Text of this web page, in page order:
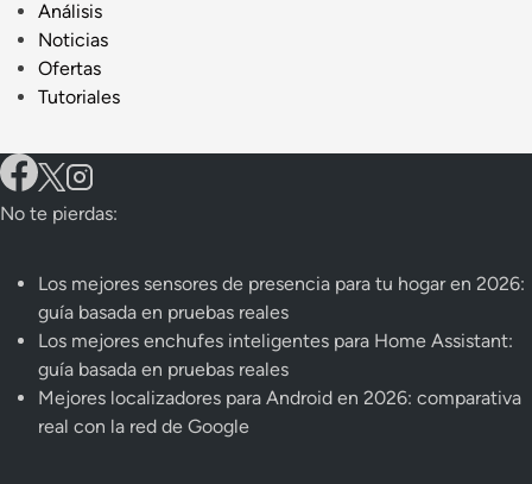
Análisis
Noticias
Ofertas
Tutoriales
No te pierdas:
Los mejores sensores de presencia para tu hogar en 2026:
guía basada en pruebas reales
Los mejores enchufes inteligentes para Home Assistant:
guía basada en pruebas reales
Mejores localizadores para Android en 2026: comparativa
real con la red de Google